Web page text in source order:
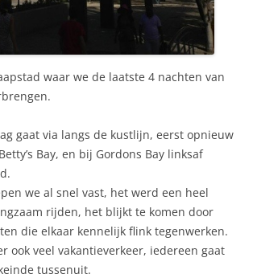
waar we de laatste 4 nachten van
gaat via langs de kustlijn, eerst opnieuw
Bay, en bij Gordons Bay linksaf
we al snel vast, het werd een heel
rijden, het blijkt te komen door
die elkaar kennelijk flink tegenwerken.
ook veel vakantieverkeer, iedereen gaat
tussenuit.